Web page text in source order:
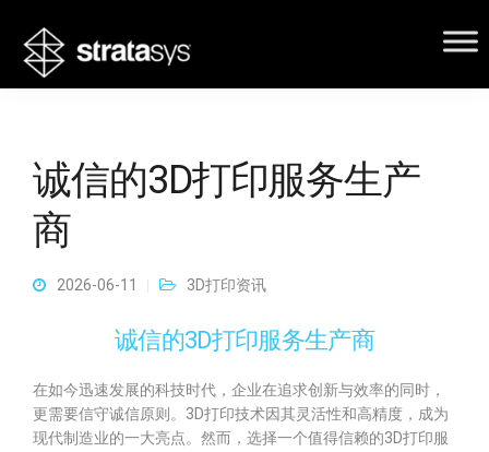
诚信的3D打印服务生产
商
2026-06-11 3D打印资讯
诚信的3D打印服务生产商
在如今迅速发展的科技时代，企业在追求创新与效率的同时，
更需要信守诚信原则。3D打印技术因其灵活性和高精度，成为
现代制造业的一大亮点。然而，选择一个值得信赖的3D打印服